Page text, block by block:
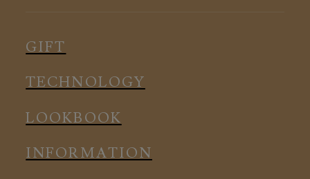
アクセサリー
ルームウェア
アクセサリー
GIFT
TECHNOLOGY
LOOKBOOK
INFORMATION